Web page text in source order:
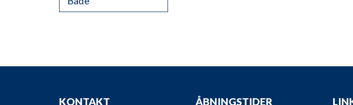
KONTAKT ÅBNINGSTIDER